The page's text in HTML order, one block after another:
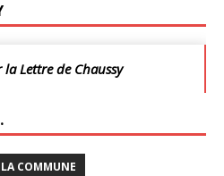
Lettre de Chaussy
COMMUNE